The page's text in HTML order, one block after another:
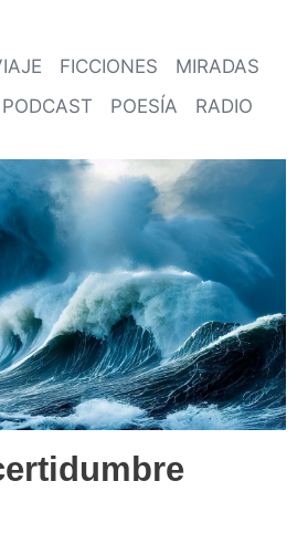
FICCIONES
MIRADAS
PODCAST POESÍA RADIO